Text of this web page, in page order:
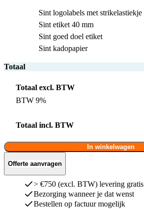
Sint logolabels met strikelastiekje
Sint etiket 40 mm
Sint goed doel etiket
Sint kadopapier
Totaal
Totaal excl. BTW
BTW 9%
Totaal incl. BTW
In winkelwagen
Offerte aanvragen
> €750 (excl. BTW) levering gratis
Bezorging wanneer je dat wenst
Bestellen op factuur mogelijk